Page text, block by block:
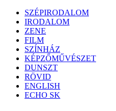
Skip
content
SZÉPIRODALOM
IRODALOM
ZENE
FILM
SZÍNHÁZ
KÉPZŐMŰVÉSZET
DUNSZT
RÖVID
ENGLISH
ECHO SK